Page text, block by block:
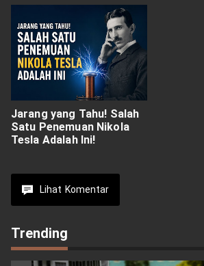
Jarang yang Tahu! Salah
Satu Penemuan Nikola
Tesla Adalah Ini!
Lihat Komentar
Trending